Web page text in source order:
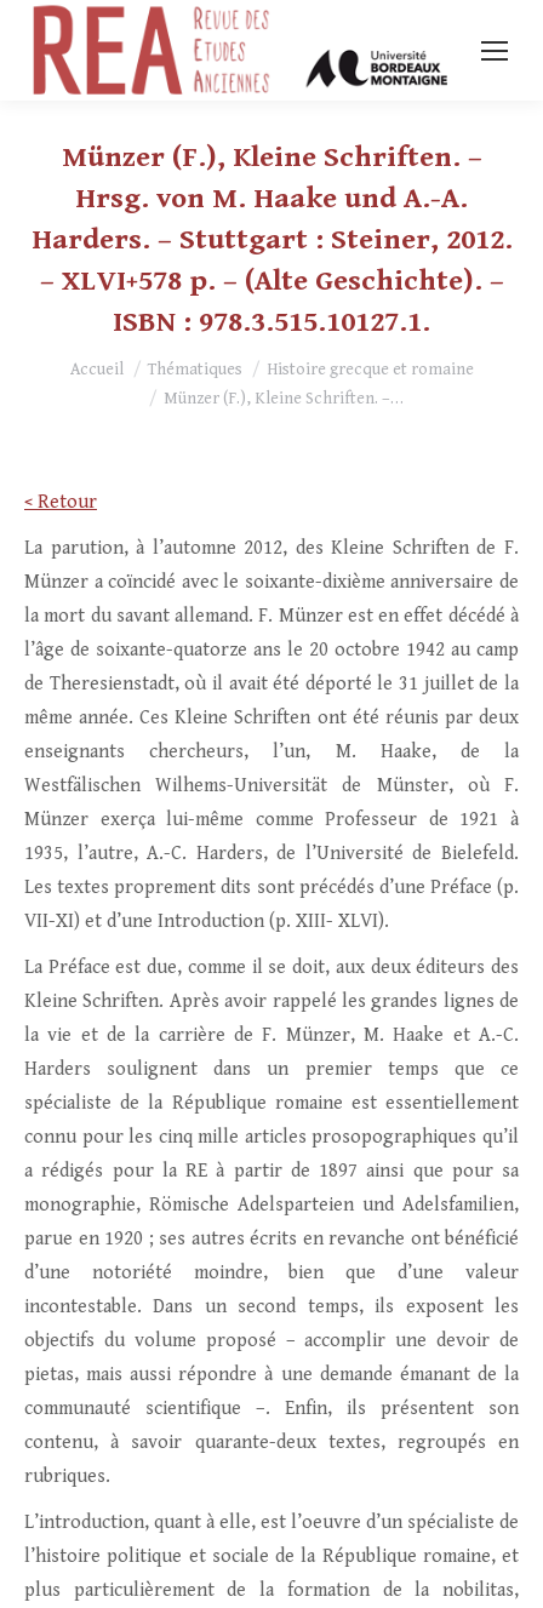
Münzer (F.), Kleine Schriften. –
Hrsg. von M. Haake und A.-A.
Harders. – Stuttgart : Steiner, 2012.
– XLVI+578 p. – (Alte Geschichte). –
ISBN : 978.3.515.10127.1.
Vous êtes ici :
Accueil Thématiques
Histoire grecque et romaine
Münzer (F.), Kleine Schriften. –…
< Retour
La parution, à l’automne 2012, des Kleine Schriften de F.
Münzer a coïncidé avec le soixante-dixième anniversaire de
la mort du savant allemand. F. Münzer est en effet décédé à
l’âge de soixante-quatorze ans le 20 octobre 1942 au camp
de Theresienstadt, où il avait été déporté le 31 juillet de la
même année. Ces Kleine Schriften ont été réunis par deux
enseignants chercheurs, l’un, M. Haake, de la
Westfälischen Wilhems-Universität de Münster, où F.
Münzer exerça lui-même comme Professeur de 1921 à
1935, l’autre, A.-C. Harders, de l’Université de Bielefeld.
Les textes proprement dits sont précédés d’une Préface (p.
VII-XI) et d’une Introduction (p. XIII- XLVI).
La Préface est due, comme il se doit, aux deux éditeurs des
Kleine Schriften. Après avoir rappelé les grandes lignes de
la vie et de la carrière de F. Münzer, M. Haake et A.-C.
Harders soulignent dans un premier temps que ce
spécialiste de la République romaine est essentiellement
connu pour les cinq mille articles prosopographiques qu’il
a rédigés pour la RE à partir de 1897 ainsi que pour sa
monographie, Römische Adelsparteien und Adelsfamilien,
parue en 1920 ; ses autres écrits en revanche ont bénéficié
d’une notoriété moindre, bien que d’une valeur
incontestable. Dans un second temps, ils exposent les
objectifs du volume proposé – accomplir une devoir de
pietas, mais aussi répondre à une demande émanant de la
communauté scientifique –. Enfin, ils présentent son
contenu, à savoir quarante-deux textes, regroupés en
rubriques.
L’introduction, quant à elle, est l’oeuvre d’un spécialiste de
l’histoire politique et sociale de la République romaine, et
plus particulièrement de la formation de la nobilitas,